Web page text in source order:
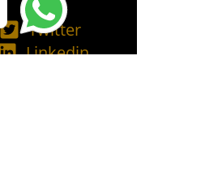
Twitter
Linkedin